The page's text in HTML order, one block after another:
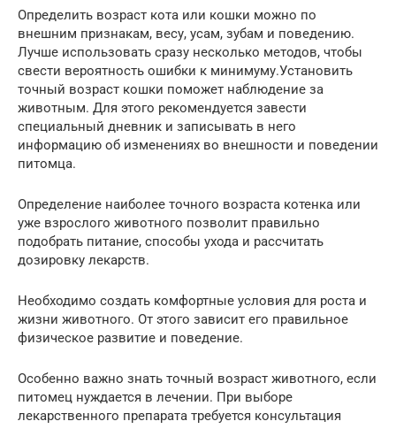
Определить возраст кота или кошки можно по
внешним признакам, весу, усам, зубам и поведению.
Лучше использовать сразу несколько методов, чтобы
свести вероятность ошибки к минимуму.Установить
точный возраст кошки поможет наблюдение за
животным. Для этого рекомендуется завести
специальный дневник и записывать в него
информацию об изменениях во внешности и поведении
питомца.
Определение наиболее точного возраста котенка или
уже взрослого животного позволит правильно
подобрать питание, способы ухода и рассчитать
дозировку лекарств.
Необходимо создать комфортные условия для роста и
жизни животного. От этого зависит его правильное
физическое развитие и поведение.
Особенно важно знать точный возраст животного, если
питомец нуждается в лечении. При выборе
лекарственного препарата требуется консультация